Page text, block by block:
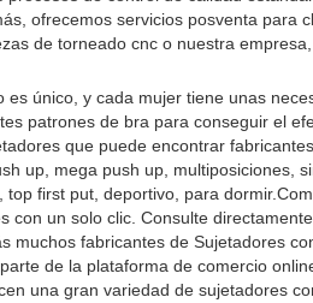
ofrecemos servicios posventa para
de torneado cnc o nuestra
único, y cada mujer tiene unas
patrones de bra para conseguir el
que puede encontrar
up, mega push up, multiposiciones,
first put, deportivo, para
con un solo clic. Consulte
muchos fabricantes de Sujetadores
de la plataforma de comercio
una gran variedad de sujetadores